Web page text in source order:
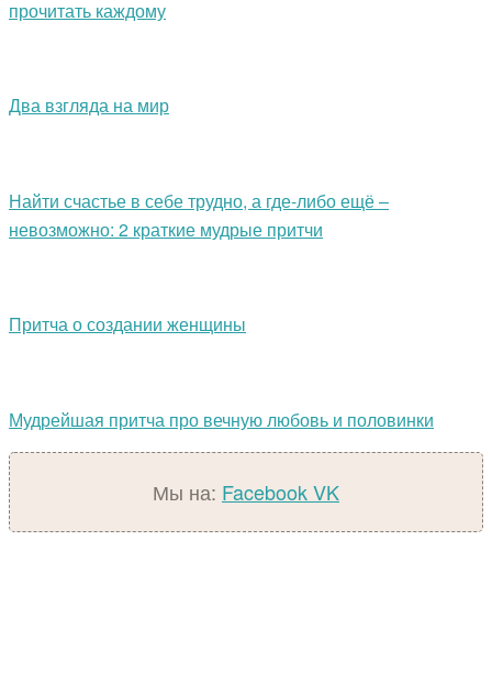
прочитать каждому
Два взгляда на мир
Найти счастье в себе трудно, а где-либо ещё –
невозможно: 2 краткие мудрые притчи
Притча о создании женщины
Мудрейшая притча про вечную любовь и половинки
Мы на: FacebookVK